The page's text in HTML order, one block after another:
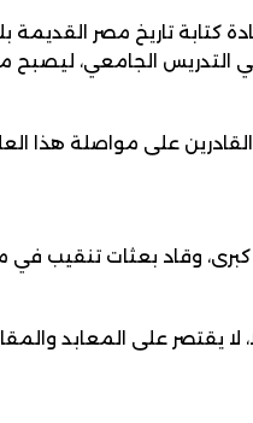
تاريخ مصر القديمة
الجامعي، ليصبح
على مواصلة هذا
وقاد بعثات تنقيب
على المعابد